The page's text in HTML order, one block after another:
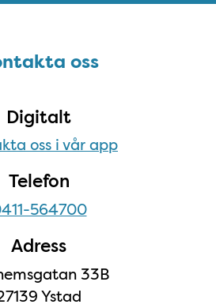
oss
Digitalt
oss i vår app
Telefon
564700
Adress
33B
Ystad